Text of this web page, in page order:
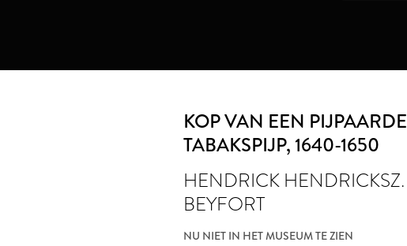
KOP VAN EEN PIJPAARDE
TABAKSPIJP, 1640-1650
HENDRICK HENDRICKSZ.
BEYFORT
NU NIET IN HET MUSEUM TE ZIEN